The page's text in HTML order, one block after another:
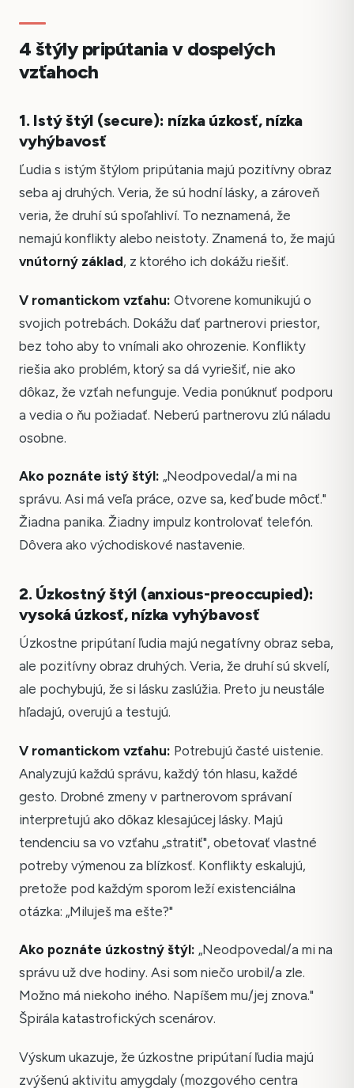
4 štýly pripútania v dospelých
vzťahoch
1. Istý štýl (secure): nízka úzkosť, nízka
vyhýbavosť
Ľudia s istým štýlom pripútania majú pozitívny obraz
seba aj druhých. Veria, že sú hodní lásky, a zároveň
veria, že druhí sú spoľahliví. To neznamená, že
nemajú konflikty alebo neistoty. Znamená to, že majú
vnútorný základ, z ktorého ich dokážu riešiť.
V romantickom vzťahu: Otvorene komunikujú o
svojich potrebách. Dokážu dať partnerovi priestor,
bez toho aby to vnímali ako ohrozenie. Konflikty
riešia ako problém, ktorý sa dá vyriešiť, nie ako
dôkaz, že vzťah nefunguje. Vedia ponúknuť podporu
a vedia o ňu požiadať. Neberú partnerovu zlú náladu
osobne.
Ako poznáte istý štýl: „Neodpovedal/a mi na
správu. Asi má veľa práce, ozve sa, keď bude môcť."
Žiadna panika. Žiadny impulz kontrolovať telefón.
Dôvera ako východiskové nastavenie.
2. Úzkostný štýl (anxious-preoccupied):
vysoká úzkosť, nízka vyhýbavosť
Úzkostne pripútaní ľudia majú negatívny obraz seba,
ale pozitívny obraz druhých. Veria, že druhí sú skvelí,
ale pochybujú, že si lásku zaslúžia. Preto ju neustále
hľadajú, overujú a testujú.
V romantickom vzťahu: Potrebujú časté uistenie.
Analyzujú každú správu, každý tón hlasu, každé
gesto. Drobné zmeny v partnerovom správaní
interpretujú ako dôkaz klesajúcej lásky. Majú
tendenciu sa vo vzťahu „stratiť", obetovať vlastné
potreby výmenou za blízkosť. Konflikty eskalujú,
pretože pod každým sporom leží existenciálna
otázka: „Miluješ ma ešte?"
Ako poznáte úzkostný štýl: „Neodpovedal/a mi na
správu už dve hodiny. Asi som niečo urobil/a zle.
Možno má niekoho iného. Napíšem mu/jej znova."
Špirála katastrofických scenárov.
Výskum ukazuje, že úzkostne pripútaní ľudia majú
zvýšenú aktivitu amygdaly (mozgového centra